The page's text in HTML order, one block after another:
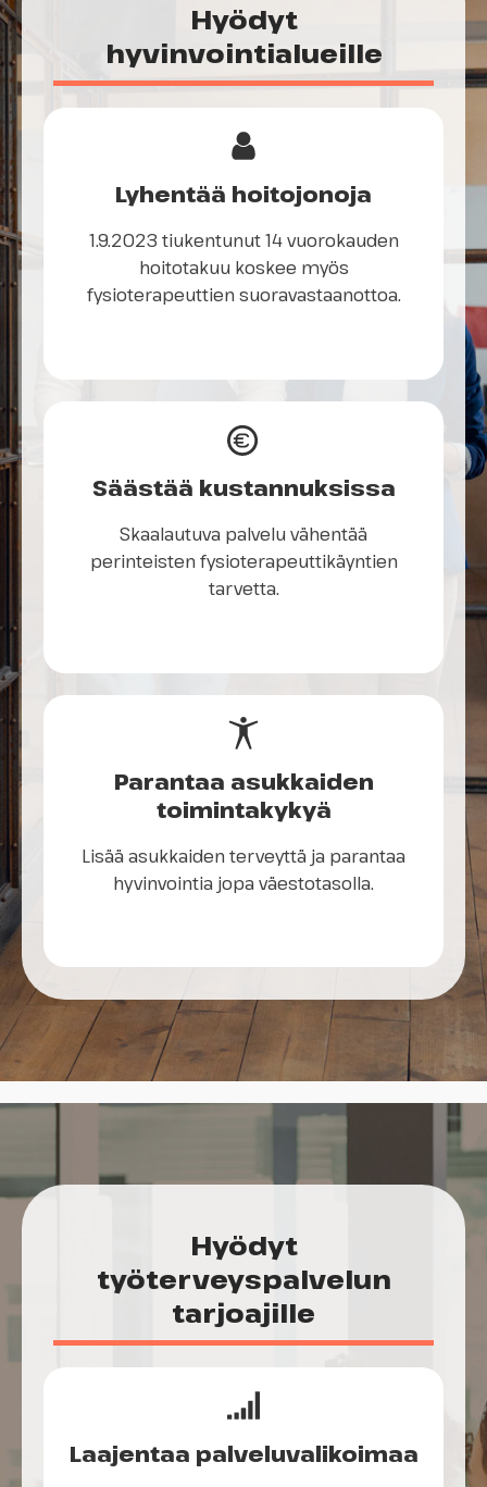
Hyödyt
hyvinvointialueille
Lyhentää hoitojonoja
1.9.2023 tiukentunut 14 vuorokauden
hoitotakuu koskee myös
fysioterapeuttien suoravastaanottoa.
Säästää kustannuksissa
Skaalautuva palvelu vähentää
perinteisten fysioterapeuttikäyntien
tarvetta.
Parantaa asukkaiden
toimintakykyä
Lisää asukkaiden terveyttä ja parantaa
hyvinvointia jopa väestotasolla.
Hyödyt
työterveyspalvelun
tarjoajille
Laajentaa palveluvalikoimaa